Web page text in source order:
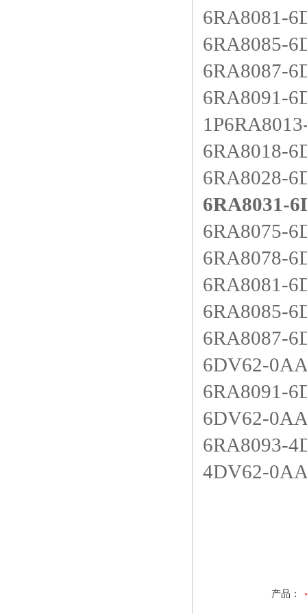
6RA8081-
6RA8085-
6RA8087-
6RA8091-
6RA8018-
6RA8028-
6RA8031-
6RA8075-
6RA8078-
6RA8081-
6RA8085-
6RA8087-
6DV62-
6RA8091-
6DV62-
6RA8093-
4DV62-
产品：